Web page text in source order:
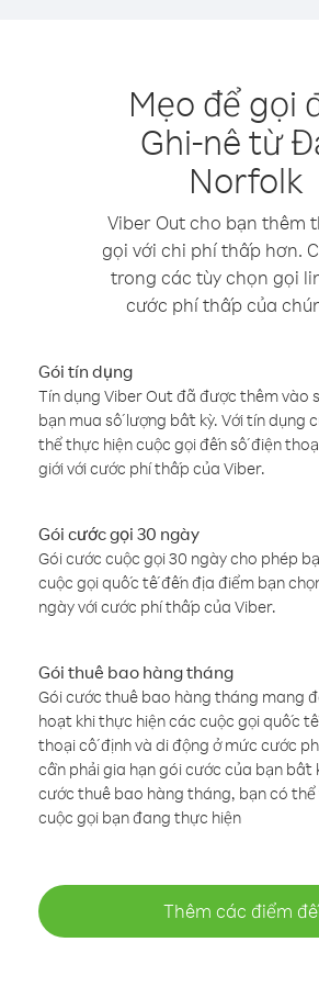
Mẹo để gọi
Ghi-nê từ
Norfolk
Viber Out cho bạn thêm
gọi với chi phí thấp hơn.
trong các tùy chọn gọi
cước phí thấp của
Gói tín dụng
Tín dụng Viber Out đã được thêm vào
bạn mua số lượng bất kỳ. Với tín dụng
thể thực hiện cuộc gọi đến số điện
giới với cước phí thấp của Viber.
Gói cước gọi 30 ngày
Gói cước cuộc gọi 30 ngày cho phép
cuộc gọi quốc tế đến địa điểm bạn
ngày với cước phí thấp của Viber.
Gói thuê bao hàng tháng
Gói cước thuê bao hàng tháng mang
hoạt khi thực hiện các cuộc gọi quốc
thoại cố định và di động ở mức cước
cần phải gia hạn gói cước của bạn bất
cước thuê bao hàng tháng, bạn có
cuộc gọi bạn đang thực hiện
Thêm các điểm